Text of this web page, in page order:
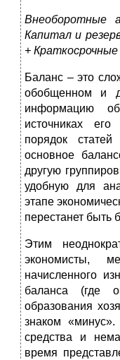
Внеоборотные
Капитал и
+
Баланс – это
обобщенном и
информацию
источниках
порядок
основное
другую
удобную для
этапе
перестанет быть
Этим
экономисты,
начисленного
баланса (где
образования
знаком
средства и
время